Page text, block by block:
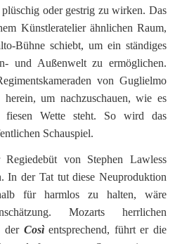
oder gestrig zu wirken. Das
Künstleratelier ähnlichen Raum,
Bühne schiebt, um ein ständiges
und Außenwelt zu ermöglichen.
von Guglielmo
um nachzuschauen, wie es
Wette steht. So wird das
Schauspiel.
Regiedebüt von Stephen Lawless
In der Tat tut diese Neuproduktion
für harmlos zu halten, wäre
Mozarts herrlichen
der Cosìentsprechend, führt er die